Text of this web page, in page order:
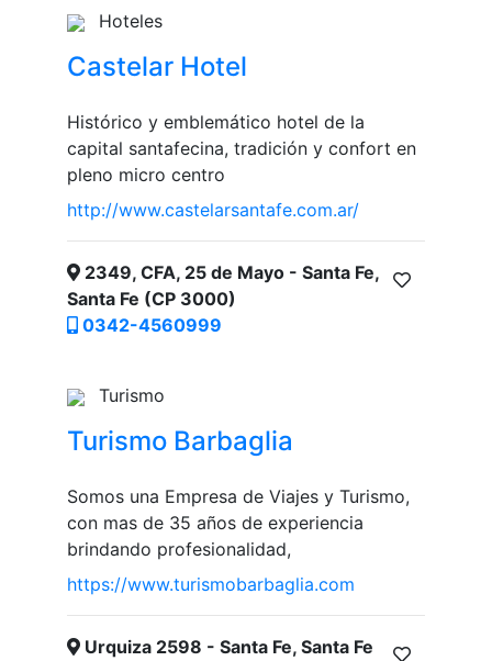
Hoteles
Castelar Hotel
Histórico y emblemático hotel de la
capital santafecina, tradición y confort en
pleno micro centro
http://www.castelarsantafe.com.ar/
2349, CFA, 25 de Mayo - Santa Fe,
Santa Fe (CP 3000)
0342-4560999
Turismo
Turismo Barbaglia
Somos una Empresa de Viajes y Turismo,
con mas de 35 años de experiencia
brindando profesionalidad,
https://www.turismobarbaglia.com
Urquiza 2598​ - Santa Fe, Santa Fe